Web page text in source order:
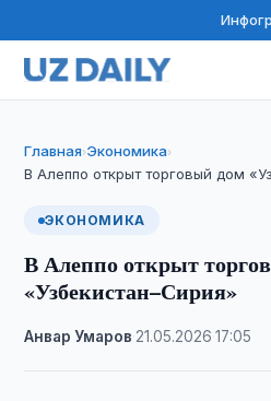
Главная›Экономика›
В Алеппо открыт торговый дом
ЭКОНОМИКА
В Алеппо открыт
«Узбекистан–Сирия»
Анвар Умаров 21.05.2026 ·17:05